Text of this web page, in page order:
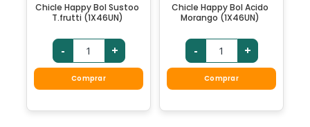
Chicle Happy Bol Sustoo
T.frutti (1X46UN)
- +
Comprar
Chicle Happy Bol Acido
Morango (1X46UN)
- +
Comprar